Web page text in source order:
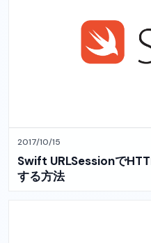
2017/10/15
Swift URLSessionで
する方法